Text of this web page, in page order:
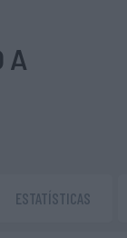
A
ESTATÍSTICAS